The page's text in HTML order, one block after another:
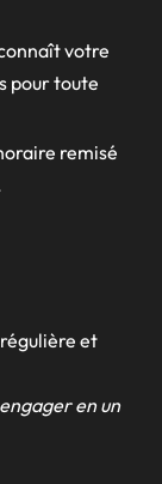
votre
pour toute
remisé
et
en un